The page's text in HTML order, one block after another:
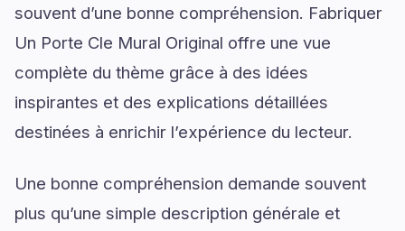
souvent d’une bonne compréhension. Fabriquer
Un Porte Cle Mural Original offre une vue
complète du thème grâce à des idées
inspirantes et des explications détaillées
destinées à enrichir l’expérience du lecteur.
Une bonne compréhension demande souvent
plus qu’une simple description générale et